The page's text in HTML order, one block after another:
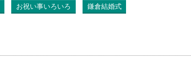
お祝い事いろいろ 鎌倉結婚式